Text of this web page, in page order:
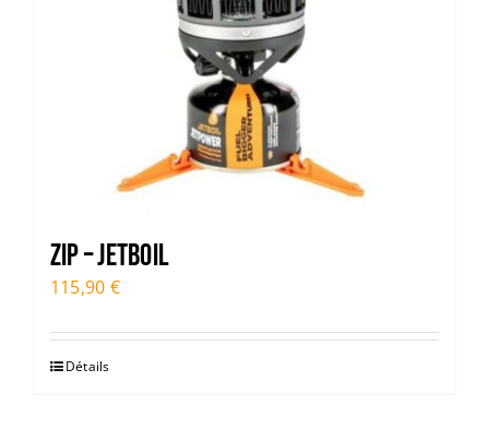
ZIP – JETBOIL
115,90 €
Détails